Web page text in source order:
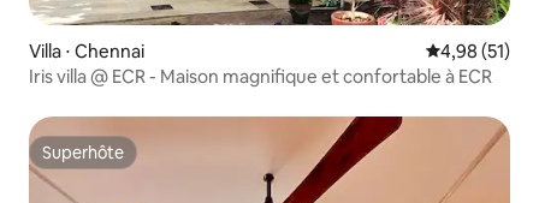
Villa ⋅ Chennai Évaluation
4,98 (51)
Iris villa @ ECR - Maison magnifique et confortable à ECR
Superhôte
Superhôte